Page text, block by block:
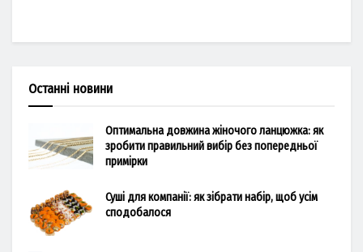
Останні новини
Оптимальна довжина жіночого ланцюжка: як
зробити правильний вибір без попередньої
примірки
Суші для компанії: як зібрати набір, щоб усім
сподобалося